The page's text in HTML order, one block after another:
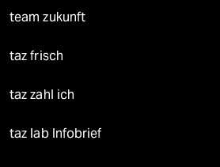
team zukunft
taz frisch
taz zahl ich
taz lab Infobrief